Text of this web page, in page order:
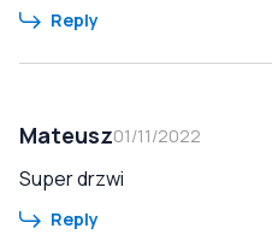
Reply
Mateusz01/11/2022
Super drzwi
Reply